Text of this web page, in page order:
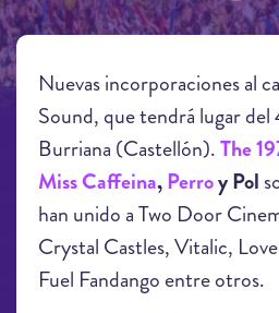
Nuevas incorporaciones al
Sound, que tendrá lugar del
Burriana (Castellón).The
Miss Caffeina,Perroy Pol
han unido a Two Door
Crystal Castles, Vitalic,
Fuel Fandango entre otros.